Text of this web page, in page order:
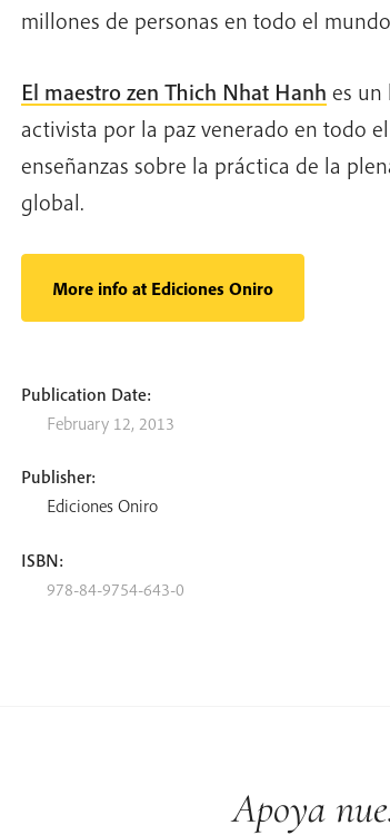
millones de personas en todo el
El maestro zen Thich Nhat Hanh es
activista por la paz venerado en todo
enseñanzas sobre la práctica de la
global.
More info at Ediciones Oniro
Publication Date:
February 12, 2013
Publisher:
Ediciones Oniro
ISBN:
978-84-9754-643-0
Apoya